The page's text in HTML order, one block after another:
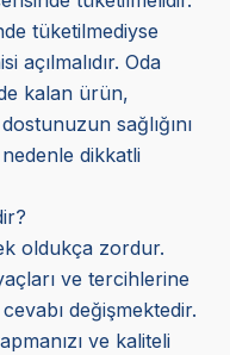
tüketilmediyse
açılmalıdır. Oda
kalan ürün,
sağlığını
dikkatli
oldukça zordur.
ve tercihlerine
değişmektedir.
ve kaliteli